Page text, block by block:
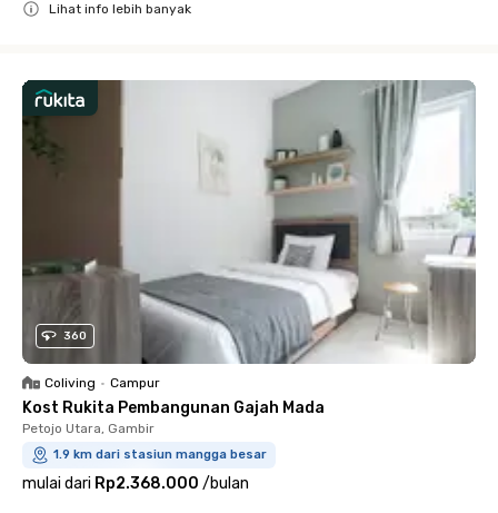
Lihat info lebih banyak
360
Coliving • Campur
Kost Rukita Pembangunan Gajah Mada
Petojo Utara, Gambir
1.9 km dari stasiun mangga besar
mulai dari Rp2.368.000 /bulan